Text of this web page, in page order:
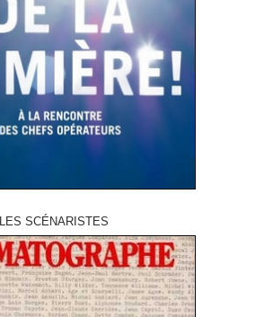
LES SCÉNARISTES